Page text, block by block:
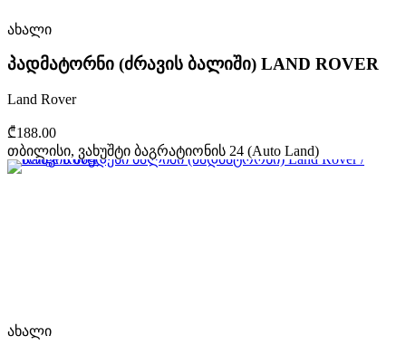
ახალი
პადმატორნი (ძრავის ბალიში) LAND ROVER
Land Rover
₾188.00
თბილისი, ვახუშტი ბაგრატიონის 24 (Auto Land)
ახალი